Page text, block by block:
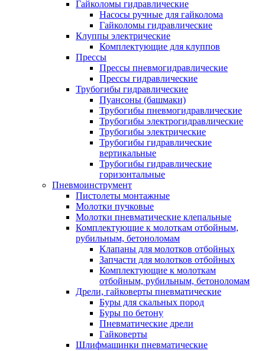
Гайколомы гидравлические
Насосы ручные для гайколома
Гайколомы гидравлические
Клуппы электрические
Комплектующие для клуппов
Прессы
Прессы пневмогидравлические
Прессы гидравлические
Трубогибы гидравлические
Пуансоны (башмаки)
Трубогибы пневмогидравлические
Трубогибы электрогидравлические
Трубогибы электрические
Трубогибы гидравлические
вертикальные
Трубогибы гидравлические
горизонтальные
Пневмоинструмент
Пистолеты монтажные
Молотки пучковые
Молотки пневматические клепальные
Комплектующие к молоткам отбойным,
рубильным, бетоноломам
Клапаны для молотков отбойных
Запчасти для молотков отбойных
Комплектующие к молоткам
отбойным, рубильным, бетоноломам
Дрели, гайковерты пневматические
Буры для скальных пород
Буры по бетону
Пневматические дрели
Гайковерты
Шлифмашинки пневматические